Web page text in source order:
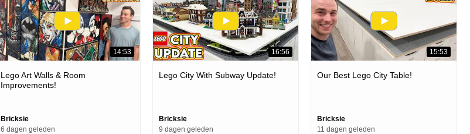
14:53
Lego Art Walls & Room
Improvements!
Bricksie
6 dagen geleden
16:56
Lego City With Subway Update!
Bricksie
9 dagen geleden
15:53
Our Best Lego City Table!
Bricksie
11 dagen geleden